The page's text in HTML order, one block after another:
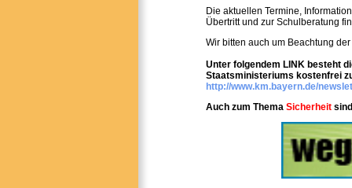
Die aktuellen Termine,
Übertritt und zur Schulberatung
Wir bitten auch um Beachtung
Unter folgendem LINK besteht
Staatsministeriums kostenfrei
http://www.km.bayern.de/
Auch zum Thema Sicherheit